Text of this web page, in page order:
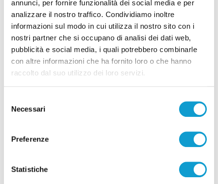
annunci, per fornire funzionalità dei social media e per
analizzare il nostro traffico. Condividiamo inoltre
informazioni sul modo in cui utilizza il nostro sito con i
nostri partner che si occupano di analisi dei dati web,
pubblicità e social media, i quali potrebbero combinarle
con altre informazioni che ha fornito loro o che hanno
raccolto dal suo utilizzo dei loro servizi.
delNecessari
Preferenze
Statistiche
Correlati